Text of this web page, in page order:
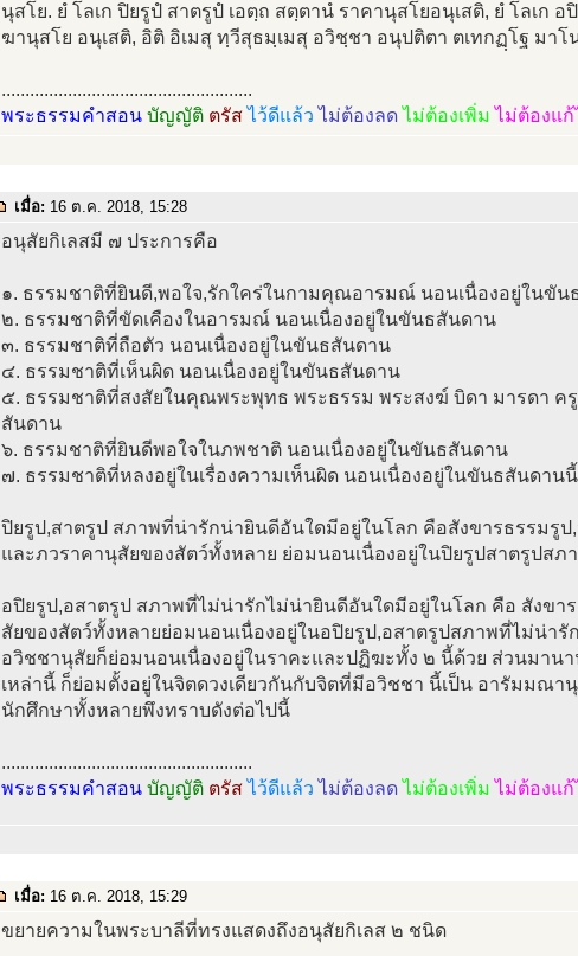
นุสโย. ยํ โลเก ปิยรูปํ สาตรูปํ เอตฺถ สตฺตานํ ราคานุสโยอนุเสติ, ยํ โลเก
ฆานุสโย อนุเสติ, อิติ อิเมสุ ทฺวีสุธมฺเมสุ อวิชฺชา อนุปติตา ตเทกฏฺโฐ มา
.....................................................
พระธรรมคำสอน บัญญัติ ตรัสไว้ดีแล้วไม่ต้องลดไม่ต้องเพิ่ม ไม่ต้องแก้
เมื่อ: 16 ต.ค. 2018, 15:28
อนุสัยกิเลสมี ๗ ประการคือ
๑. ธรรมชาติที่ยินดี,พอใจ,รักใคร่ในกามคุณอารมณ์ นอนเนื่องอยู่ในขัน
๒. ธรรมชาติที่ขัดเคืองในอารมณ์ นอนเนื่องอยู่ในขันธสันดาน
๓. ธรรมชาติที่ถือตัว นอนเนื่องอยู่ในขันธสันดาน
๔. ธรรมชาติที่เห็นผิด นอนเนื่องอยู่ในขันธสันดาน
๕. ธรรมชาติที่สงสัยในคุณพระพุทธ พระธรรม พระสงฆ์ บิดา มารดา ค
สันดาน
๖. ธรรมชาติที่ยินดีพอใจในภพชาติ นอนเนื่องอยู่ในขันธสันดาน
๗. ธรรมชาติที่หลงอยู่ในเรื่องความเห็นผิด นอนเนื่องอยู่ในขันธสันดาน
ปิยรูป,สาตรูป สภาพที่น่ารักน่ายินดีอันใดมีอยู่ในโลก คือสังขารธรรมรู
และภวราคานุสัยของสัตว์ทั้งหลาย ย่อมนอนเนื่องอยู่ในปิยรูปสาตรูปสภ
อปิยรูป,อสาตรูป สภาพที่ไม่น่ารักไม่น่ายินดีอันใดมีอยู่ในโลก คือ สังข
สัยของสัตว์ทั้งหลายย่อมนอนเนื่องอยู่ในอปิยรูป,อสาตรูปสภาพที่ไม่น่ารั
อวิชชานุสัยก็ย่อมนอนเนื่องอยู่ในราคะและปฏิฆะทั้ง ๒ นี้ด้วย ส่วนมาน
เหล่านี้ ก็ย่อมตั้งอยู่ในจิตดวงเดียวกันกับจิตที่มีอวิชชา นี้เป็น อารัมมณา
นักศึกษาทั้งหลายพึงทราบดังต่อไปนี้
.....................................................
พระธรรมคำสอน บัญญัติ ตรัสไว้ดีแล้วไม่ต้องลดไม่ต้องเพิ่ม ไม่ต้องแก้
เมื่อ: 16 ต.ค. 2018, 15:29
ขยายความในพระบาลีที่ทรงแสดงถึงอนุสัยกิเลส ๒ ชนิด